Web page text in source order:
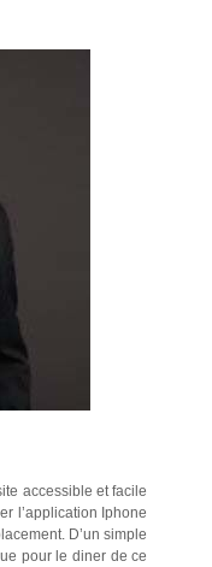
accessible et facile
l’application Iphone
D’un simple
pour le diner de ce